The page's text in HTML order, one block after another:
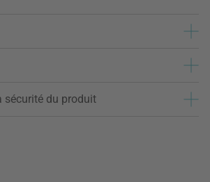
sécurité du produit